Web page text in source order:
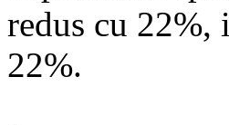
redus cu
22%.